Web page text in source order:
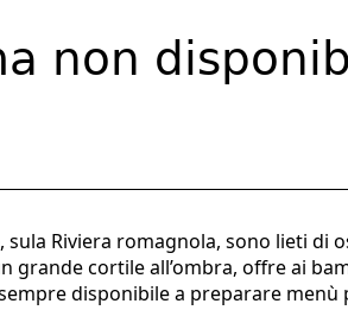
sula Riviera romagnola, sono lieti di
grande cortile all’ombra, offre ai
disponibile a preparare menù